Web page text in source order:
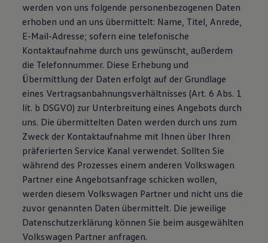
werden von uns folgende personenbezogenen Daten
erhoben und an uns übermittelt: Name, Titel, Anrede,
E-Mail-Adresse; sofern eine telefonische
Kontaktaufnahme durch uns gewünscht, außerdem
die Telefonnummer. Diese Erhebung und
Übermittlung der Daten erfolgt auf der Grundlage
eines Vertragsanbahnungsverhältnisses (Art. 6 Abs. 1
lit. b DSGVO) zur Unterbreitung eines Angebots durch
uns. Die übermittelten Daten werden durch uns zum
Zweck der Kontaktaufnahme mit Ihnen über Ihren
präferierten Service Kanal verwendet. Sollten Sie
während des Prozesses einem anderen Volkswagen
Partner eine Angebotsanfrage schicken wollen,
werden diesem Volkswagen Partner und nicht uns die
zuvor genannten Daten übermittelt. Die jeweilige
Datenschutzerklärung können Sie beim ausgewählten
Volkswagen Partner anfragen.